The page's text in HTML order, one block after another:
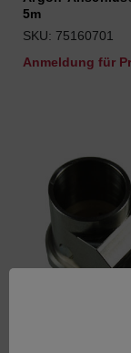
5m
SKU: 75160701
Anmeldung für